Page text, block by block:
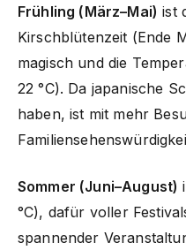
Frühling (März–Mai) ist
Kirschblütenzeit (Ende
magisch und die
22 °C). Da japanische
haben, ist mit mehr
Sommer (Juni–August)
°C), dafür voller
spannender